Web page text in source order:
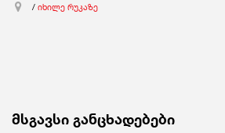
/ იხილე რუკაზე
მსგავსი განცხადებები